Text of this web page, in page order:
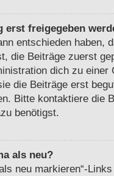
erst freigegeben
entschieden haben,
die Beiträge zuerst
dich zu einer
die Beiträge erst
Bitte kontaktiere die
benötigst.
als neu?
neu markieren“-